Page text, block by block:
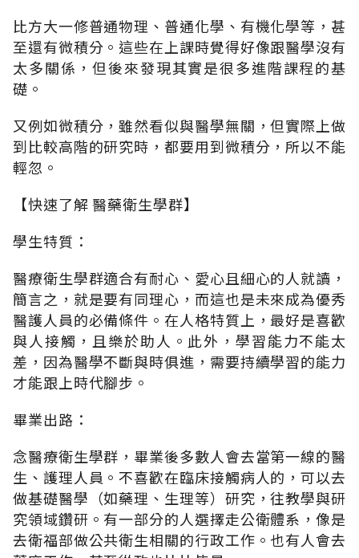
比方大一修普通物理、普通化學、有機化學等，甚
至還有微積分。這些在上課時覺得好像跟醫學沒有
太多關係，但後來發現其實是很多進階課程的基
礎。
又例如微積分，雖然看似與醫學無關，但實際上做
到比較高階的研究時，都要用到微積分，所以不能
輕忽。
【快速了解 醫藥衛生學群】
學生特質：
醫療衛生學群適合有耐心、愛心且細心的人就讀，
簡言之，就是要有同理心，而這也是未來成為優秀
醫護人員的必備條件。在人格特質上，最好是喜歡
與人接觸，且樂於助人。此外，學習能力不能太
差，因為醫學不斷與時俱進，需要持續學習的能力
才能跟上時代腳步。
畢業出路：
念醫療衛生學群，畢業後多數人會去當第一線的醫
生、護理人員。不喜歡在臨床接觸病人的，可以去
做基礎醫學（如藥理、生理等）研究，往教學與研
究領域鑽研。有一部分的人選擇走公衛體系，像是
去衛福部做公共衛生相關的行政工作。也有人會去